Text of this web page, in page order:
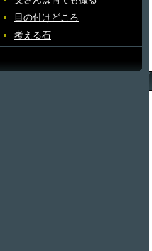
目の付けどころ
考える石